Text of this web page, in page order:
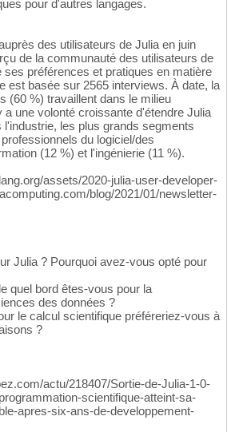
pour d'autres langages.
des utilisateurs de Julia en juin
de la communauté des utilisateurs de
ses préférences et pratiques en matière
est basée sur 2565 interviews. À date, la
(60 %) travaillent dans le milieu
a une volonté croissante d'étendre Julia
les plus grands segments
du logiciel/des
(12 %) et l'ingénierie (11 %).
assets/2020-julia-user-developer-
blog/2021/01/newsletter-
Julia ? Pourquoi avez-vous opté pour
quel bord êtes-vous pour la
des données ?
le calcul scientifique préféreriez-vous à
?
actu/218407/Sortie-de-Julia-1-0-
scientifique-atteint-sa-
apres-six-ans-de-developpement-